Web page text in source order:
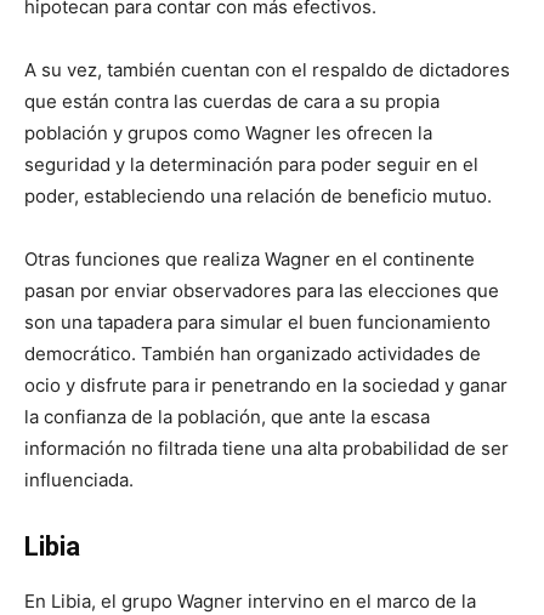
hipotecan para contar con más efectivos.
A su vez, también cuentan con el respaldo de dictadores
que están contra las cuerdas de cara a su propia
población y grupos como Wagner les ofrecen la
seguridad y la determinación para poder seguir en el
poder, estableciendo una relación de beneficio mutuo.
Otras funciones que realiza Wagner en el continente
pasan por enviar observadores para las elecciones que
son una tapadera para simular el buen funcionamiento
democrático. También han organizado actividades de
ocio y disfrute para ir penetrando en la sociedad y ganar
la confianza de la población, que ante la escasa
información no filtrada tiene una alta probabilidad de ser
influenciada.
Libia
En Libia, el grupo Wagner intervino en el marco de la